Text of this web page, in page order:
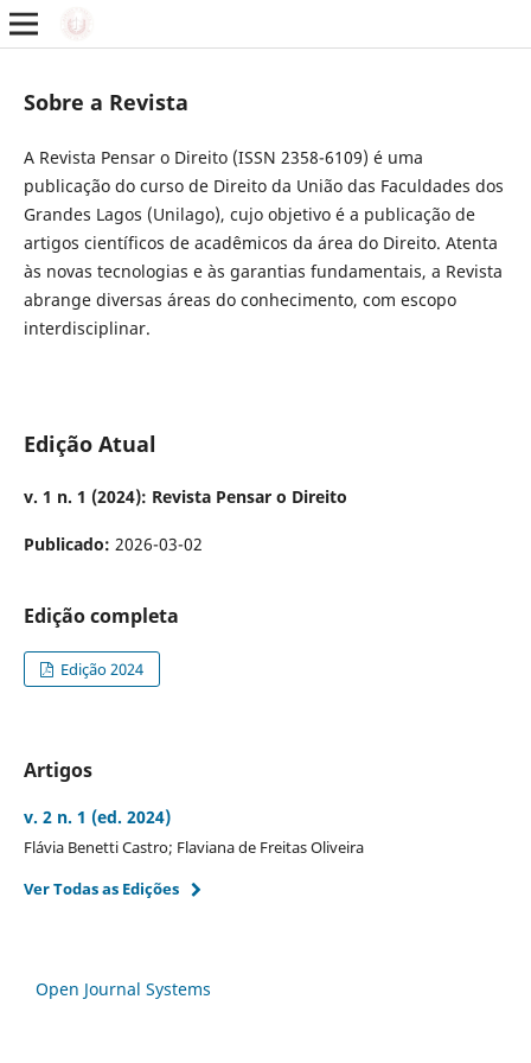
Sobre a Revista
A Revista Pensar o Direito (ISSN 2358-6109) é uma
publicação do curso de Direito da União das Faculdades dos
Grandes Lagos (Unilago), cujo objetivo é a publicação de
artigos científicos de acadêmicos da área do Direito. Atenta
às novas tecnologias e às garantias fundamentais, a Revista
abrange diversas áreas do conhecimento, com escopo
interdisciplinar.
Edição Atual
v. 1 n. 1 (2024): Revista Pensar o Direito
Publicado: 2026-03-02
Edição completa
Edição 2024
Artigos
v. 2 n. 1 (ed. 2024)
Flávia Benetti Castro; Flaviana de Freitas Oliveira
Ver Todas as Edições
Open Journal Systems